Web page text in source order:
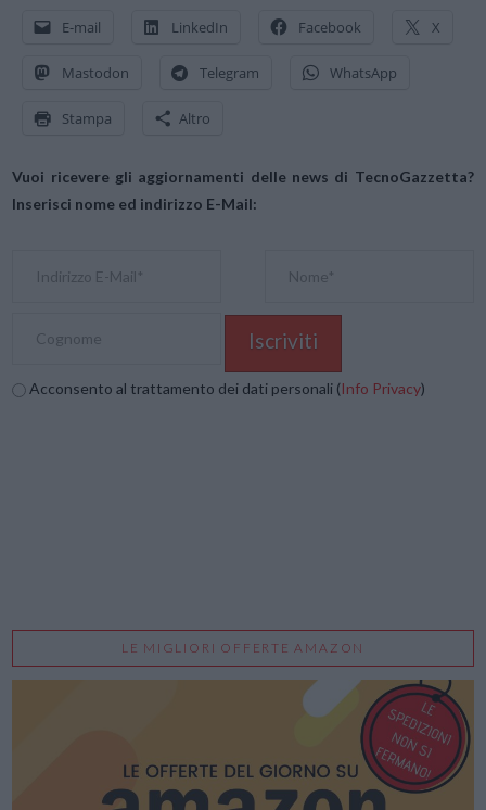
E-mail LinkedIn Facebook X
Mastodon Telegram WhatsApp
Stampa Altro
Vuoi ricevere gli aggiornamenti delle news di TecnoGazzetta?
Inserisci nome ed indirizzo E-Mail:
Acconsento al trattamento dei dati personali (Info Privacy)
LE MIGLIORI OFFERTE AMAZON